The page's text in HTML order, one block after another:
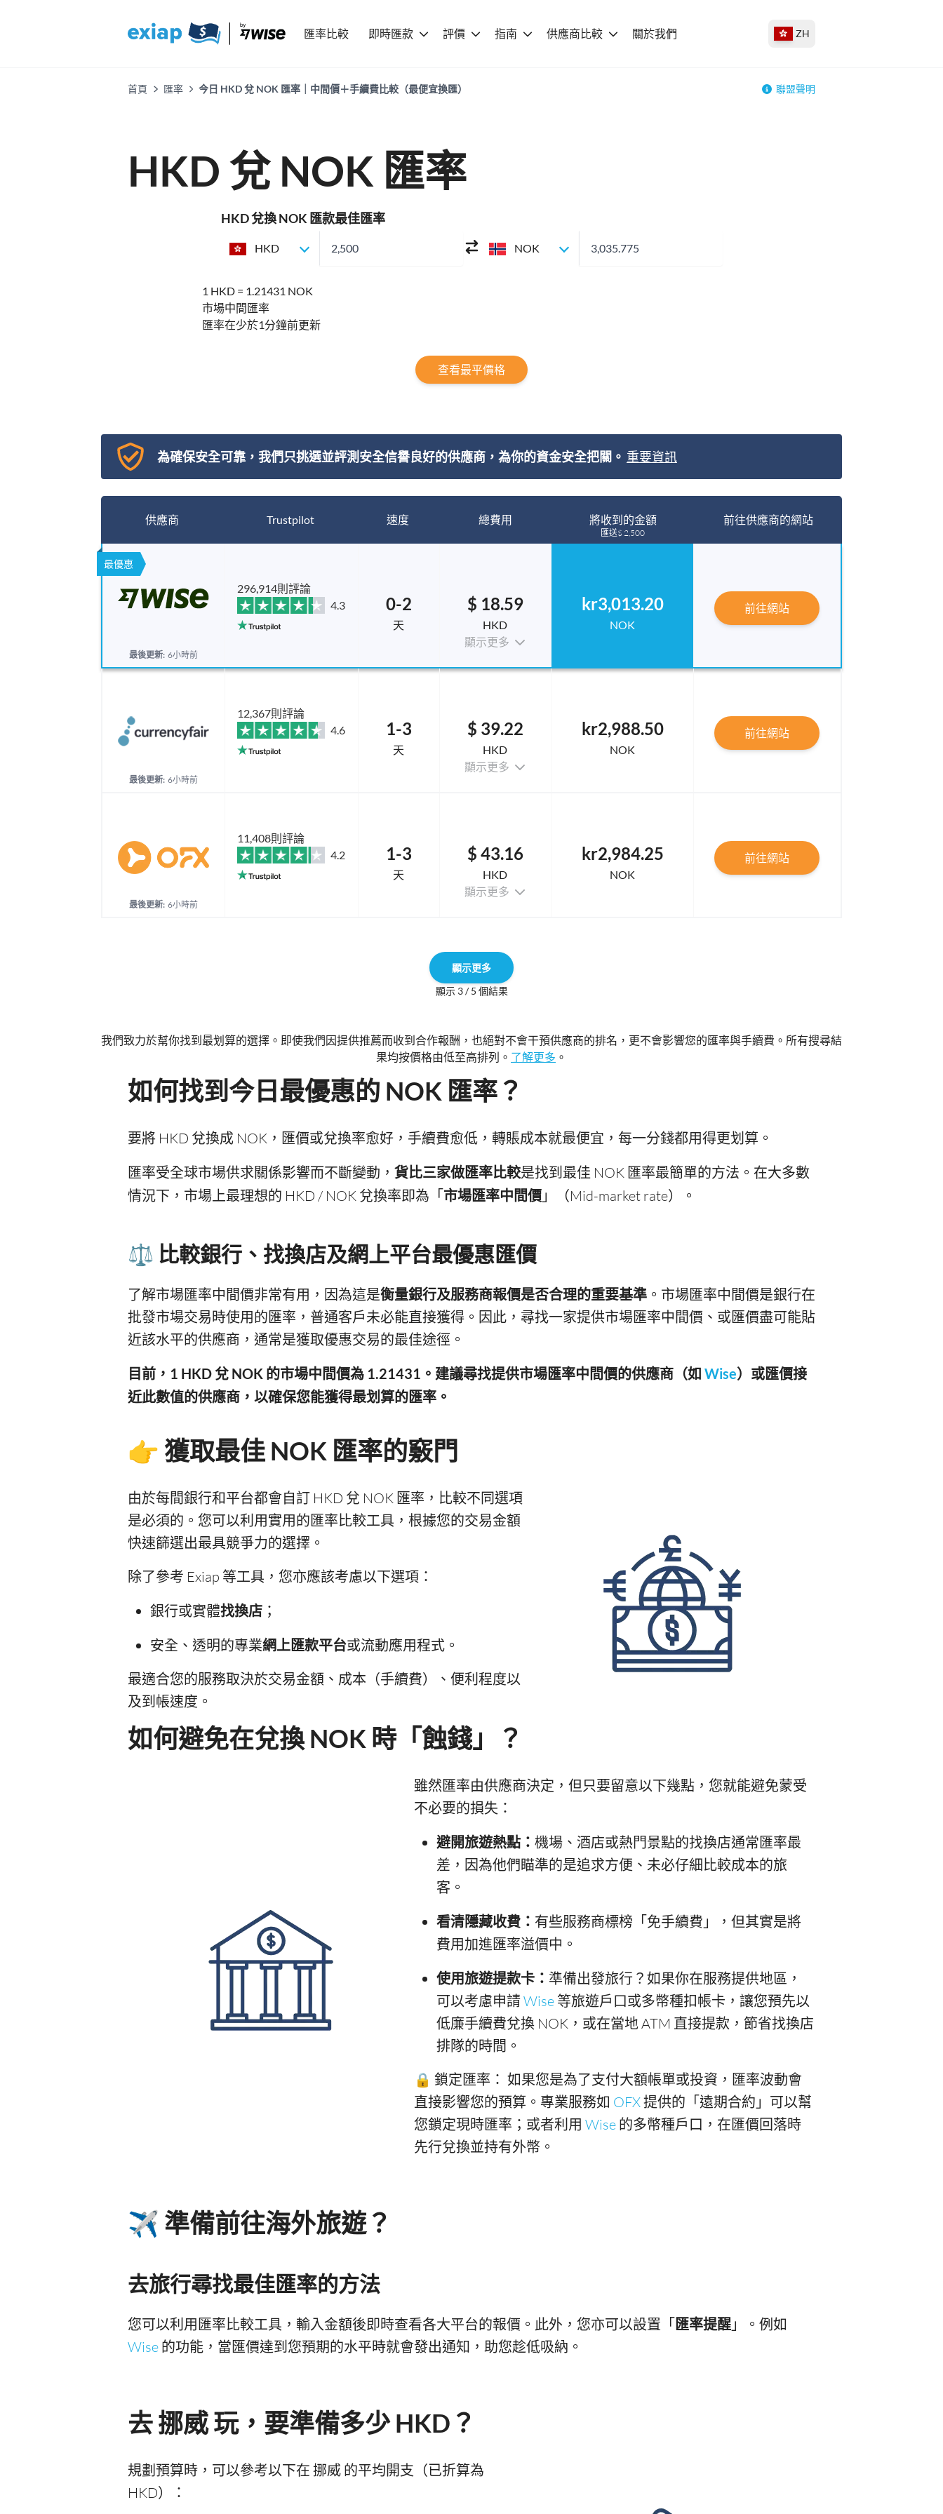
匯率比較 即時匯款 評價 指南 供應商比較 關於我們 ZH
首頁 匯率 今日 HKD 兌 NOK 匯率｜中間價＋手續費比較（最便宜換匯） 聯盟聲明
HKD 兌 NOK 匯率
HKD 兌換 NOK 匯款最佳匯率
HKD NOK
1 HKD = 1.21431 NOK
市場中間匯率
匯率在少於1分鐘前更新
查看最平價格
為確保安全可靠，我們只挑選並評測安全信譽良好的供應商，為你的資金安全把關。 重要資訊
供應商 Trustpilot 速度 總費用 將收到的金額
匯送$ 2,500
前往供應商的網站
最優惠
最後更新: 6小時前
296,914則評論
4.3
0-2
天
$ 18.59
HKD
顯示更多
kr3,013.20
NOK
前往網站
最後更新: 6小時前
12,367則評論
4.6
1-3
天
$ 39.22
HKD
顯示更多
kr2,988.50
NOK
前往網站
最後更新: 6小時前
11,408則評論
4.2
1-3
天
$ 43.16
HKD
顯示更多
kr2,984.25
NOK
前往網站
顯示更多
顯示 3 / 5 個結果
我們致力於幫你找到最划算的選擇。即使我們因提供推薦而收到合作報酬，也絕對不會干預供應商的排名，更不會影響您的匯率與手續費。所有搜尋結
果均按價格由低至高排列。 了解更多 。
如何找到今日最優惠的 NOK 匯率？
要將 HKD 兌換成 NOK，匯價或兌換率愈好，手續費愈低，轉賬成本就最便宜，每一分錢都用得更划算。
匯率受全球市場供求關係影響而不斷變動， 貨比三家做匯率比較是找到最佳 NOK 匯率最簡單的方法。在大多數
情況下，市場上最理想的 HKD / NOK 兌換率即為「市場匯率中間價 」（Mid-market rate）。
⚖️ 比較銀行、找換店及網上平台最優惠匯價
了解市場匯率中間價非常有用，因為這是衡量銀行及服務商報價是否合理的重要基準 。市場匯率中間價是銀行在
批發市場交易時使用的匯率，普通客戶未必能直接獲得。因此，尋找一家提供市場匯率中間價、或匯價盡可能貼
近該水平的供應商，通常是獲取優惠交易的最佳途徑。
目前，1 HKD 兌 NOK 的市場中間價為 1.21431。建議尋找提供市場匯率中間價的供應商（如 Wise）或匯價接
近此數值的供應商，以確保您能獲得最划算的匯率。
👉 獲取最佳 NOK 匯率的竅門
由於每間銀行和平台都會自訂 HKD 兌 NOK 匯率，比較不同選項
是必須的。您可以利用實用的匯率比較工具，根據您的交易金額
快速篩選出最具競爭力的選擇。
除了參考 Exiap 等工具，您亦應該考慮以下選項：
銀行或實體找換店 ；
安全、透明的專業網上匯款平台或流動應用程式。
最適合您的服務取決於交易金額、成本（手續費）、便利程度以
及到帳速度。
如何避免在兌換 NOK 時「蝕錢」？
雖然匯率由供應商決定，但只要留意以下幾點，您就能避免蒙受
不必要的損失：
避開旅遊熱點：機場、酒店或熱門景點的找換店通常匯率最
差，因為他們瞄準的是追求方便、未必仔細比較成本的旅
客。
看清隱藏收費： 有些服務商標榜「免手續費」，但其實是將
費用加進匯率溢價中。
使用旅遊提款卡： 準備出發旅行？如果你在服務提供地區，
可以考慮申請Wise 等旅遊戶口或多幣種扣帳卡，讓您預先以
低廉手續費兌換 NOK，或在當地 ATM 直接提款，節省找換店
排隊的時間。
🔒 鎖定匯率： 如果您是為了支付大額帳單或投資，匯率波動會
直接影響您的預算。專業服務如 OFX提供的「遠期合約」可以幫
您鎖定現時匯率；或者利用Wise 的多幣種戶口，在匯價回落時
先行兌換並持有外幣。
✈️ 準備前往海外旅遊？
去旅行尋找最佳匯率的方法
您可以利用匯率比較工具，輸入金額後即時查看各大平台的報價。此外，您亦可以設置「匯率提醒 」。例如
Wise 的功能，當匯價達到您預期的水平時就會發出通知，助您趁低吸納。
去 挪威 玩，要準備多少 HKD？
規劃預算時，可以參考以下在 挪威 的平均開支（已折算為
HKD）：